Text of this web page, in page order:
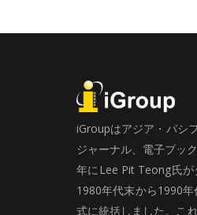
iGroupはアジア・パシ
ジャーナル、電子ブッ
年にLee Pit Teong氏が
1980年代末から1990
式に統括しました。こ